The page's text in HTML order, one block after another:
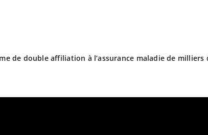
de double affiliation à l’assurance maladie de